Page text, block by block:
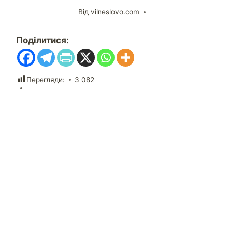
Від vilneslovo.com
Поділитися:
Перегляди: 3 082